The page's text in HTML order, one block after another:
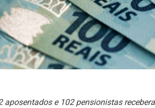
aposentados e 102 pensionistas